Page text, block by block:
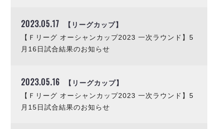
試合日程・結果
大会概要
チケット情報
過去の記録
Y．S．C．C．横浜
ヴィンセドール白山
アグレミーナ浜松
ミラクルスマイル新居浜
ハットトリック
担当審判員
選手の通算記録（Ｆ１）
エスポラーダ北海道
バルドラール浦安
フウガドールすみだ
DIVISION02
2023.05.17 【リーグカップ】
【Ｆリーグ オーシャンカップ2023 一次ラウンド】5
月16日試合結果のお知らせ
2023.05.16 【リーグカップ】
【Ｆリーグ オーシャンカップ2023 一次ラウンド】5
月15日試合結果のお知らせ